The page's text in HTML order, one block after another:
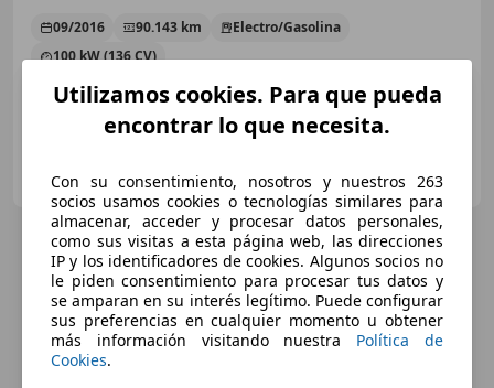
09/2016 90.143 km
Electro/Gasolina
100 kW (136 CV)
ES-08903 SANT ADRIÀ DE BESÒS
Utilizamos cookies. Para que pueda
encontrar lo que necesita.
Con su consentimiento, nosotros y nuestros 263
socios usamos cookies o tecnologías similares para
almacenar, acceder y procesar datos personales,
como sus visitas a esta página web, las direcciones
IP y los identificadores de cookies. Algunos socios no
le piden consentimiento para procesar tus datos y
se amparan en su interés legítimo. Puede configurar
sus preferencias en cualquier momento u obtener
más información visitando nuestra Política de
Cookies.